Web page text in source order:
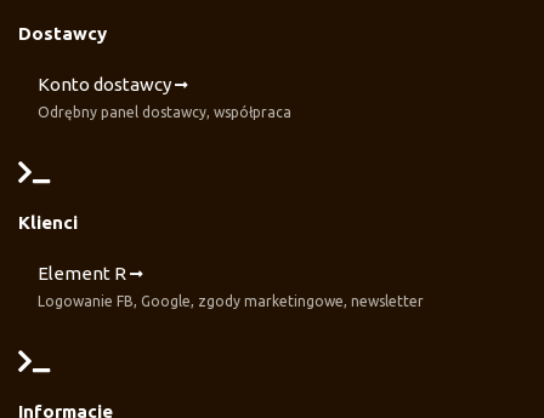
Dostawcy
Konto dostawcy
Odrębny panel dostawcy, współpraca
Klienci
Element R
Logowanie FB, Google, zgody marketingowe, newsletter
Informacje